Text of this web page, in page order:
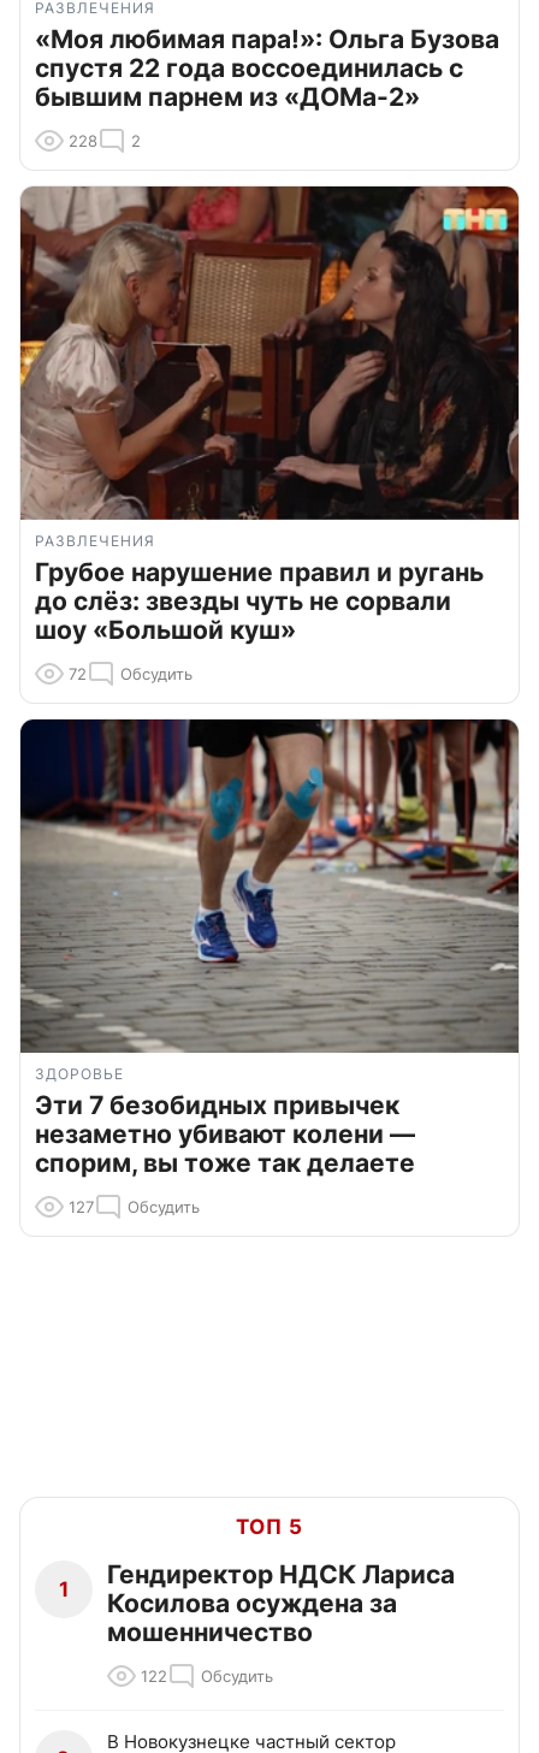
РАЗВЛЕЧЕНИЯ
«Моя любимая пара!»: Ольга Бузова
спустя 22 года воссоединилась с
бывшим парнем из «ДОМа-2»
228 2
РАЗВЛЕЧЕНИЯ
Грубое нарушение правил и ругань
до слёз: звезды чуть не сорвали
шоу «Большой куш»
72 Обсудить
ЗДОРОВЬЕ
Эти 7 безобидных привычек
незаметно убивают колени —
спорим, вы тоже так делаете
127 Обсудить
ТОП 5
1
Гендиректор НДСК Лариса
Косилова осуждена за
мошенничество
122 Обсудить
В Новокузнецке частный сектор